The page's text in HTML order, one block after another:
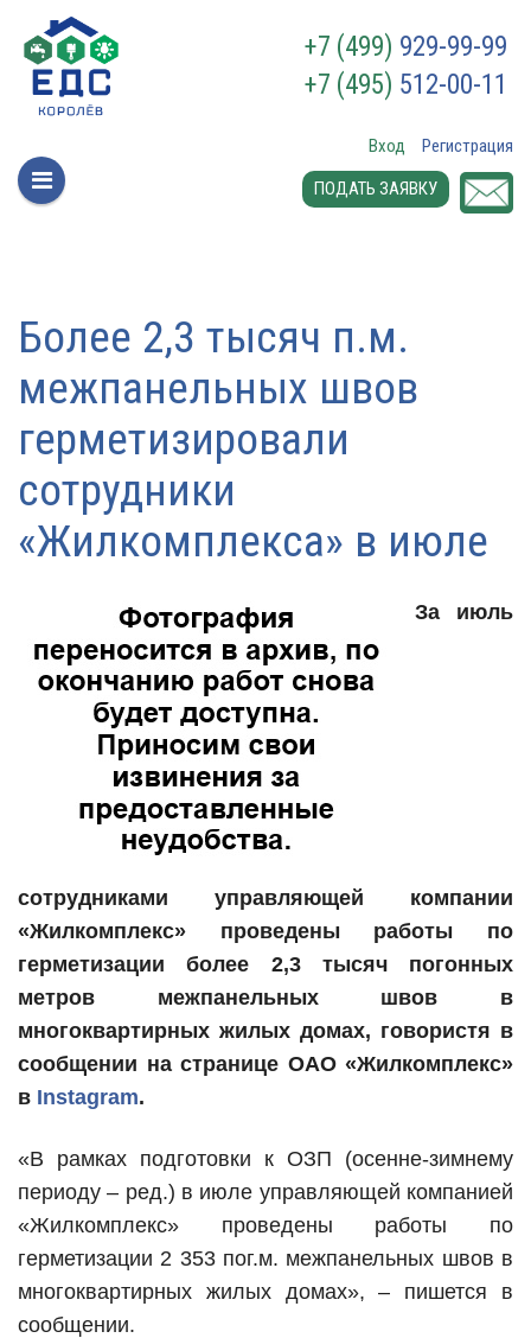
+7 (499) 929-99-99
+7 (495) 512-00-11
Вход
Регистрация
ПОДАТЬ ЗАЯВКУ
Более 2,3 тысяч п.м.
межпанельных швов
герметизировали
сотрудники
«Жилкомплекса» в июле
За июль
сотрудниками управляющей компании
«Жилкомплекс» проведены работы по
герметизации более 2,3 тысяч погонных
метров межпанельных швов в
многоквартирных жилых домах, говористя в
сообщении на странице ОАО «Жилкомплекс»
в Instagram.
«В рамках подготовки к ОЗП (осенне-зимнему
периоду – ред.) в июле управляющей компанией
«Жилкомплекс» проведены работы по
герметизации 2 353 пог.м. межпанельных швов в
многоквартирных жилых домах», – пишется в
сообщении.